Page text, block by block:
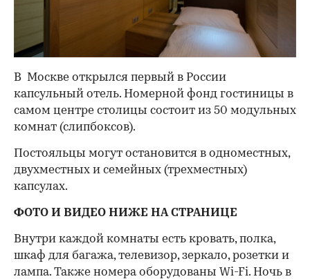
В Москве открылся первый в России
капсульный отель. Номерной фонд гостиницы в
самом центре столицы состоит из 50 модульных
комнат (слипбоксов).
Постояльцы могут остановится в одноместных,
двухместных и семейных (трехместных)
капсулах.
ФОТО И ВИДЕО НИЖЕ НА СТРАНИЦЕ
Внутри каждой комнаты есть кровать, полка,
шкаф для багажа, телевизор, зеркало, розетки и
лампа. Также номера оборудованы Wi-Fi. Ночь в